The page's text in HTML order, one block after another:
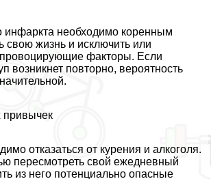
инфаркта необходимо коренным
свою жизнь и исключить или
факторы. Если
возникнет повторно, вероятность
привычек
отказаться от курения и алкоголя.
пересмотреть свой ежедневный
из него потенциально опасные